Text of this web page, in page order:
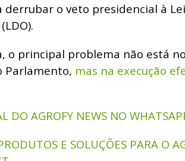
derrubar o veto presidencial à
o principal problema não está
Parlamento, mas na execução
DO AGROFY NEWS NO
E SOLUÇÕES PARA O